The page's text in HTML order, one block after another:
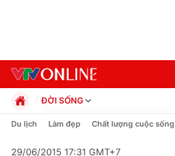
ĐỜI SỐNG
Chính trị
Du lịch Làm đẹp Chất lượng cuộc sống
29/06/2015 17:31 GMT+7